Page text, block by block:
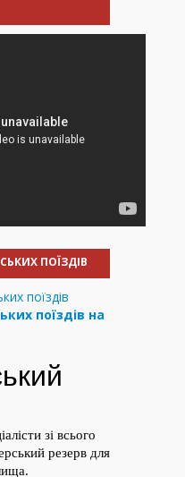
ПОЇЗДІВ
поїздів на